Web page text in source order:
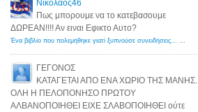
Νικολαος46
Πως μπορουμε να το κατεβασουμε
ΔΩΡΕΑΝ!!!! Αν ειναι Εφικτο Αυτο?
Ένα βιβλίο που πολεμήθηκε γιατί ξυπνούσε συνειδήσεις... - Λόγιος Ερμής | Η γνώση ξεκινάει με την αναζήτηση...
ΓΕΓΟΝΟΣ
ΚΑΤΑΓΕΤΑΙ ΑΠΟ ΕΝΑ ΧΩΡΙΟ ΤΗΣ ΜΑΝΗΣ.
ΟΛΗ Η ΠΕΛΟΠΟΝΗΣΟ ΠΡΩΤΟΥ
ΑΛΒΑΝΟΠΟΙΗΘΕΙ ΕΙΧΕ ΣΛΑΒΟΠΟΙΗΘΕΙ ούτε